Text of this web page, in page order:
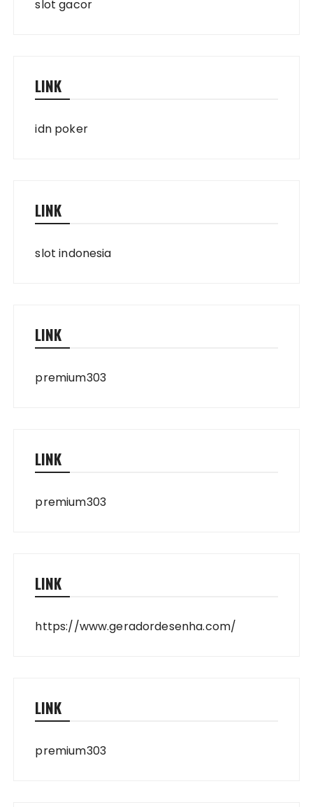
slot gacor
LINK
idn poker
LINK
slot indonesia
LINK
premium303
LINK
premium303
LINK
https://www.geradordesenha.com/
LINK
premium303